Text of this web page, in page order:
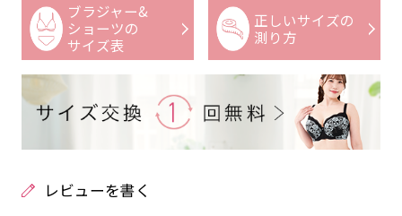
ブラジャー&
ショーツの
サイズ表
正しいサイズの
測り方
レビューを書く